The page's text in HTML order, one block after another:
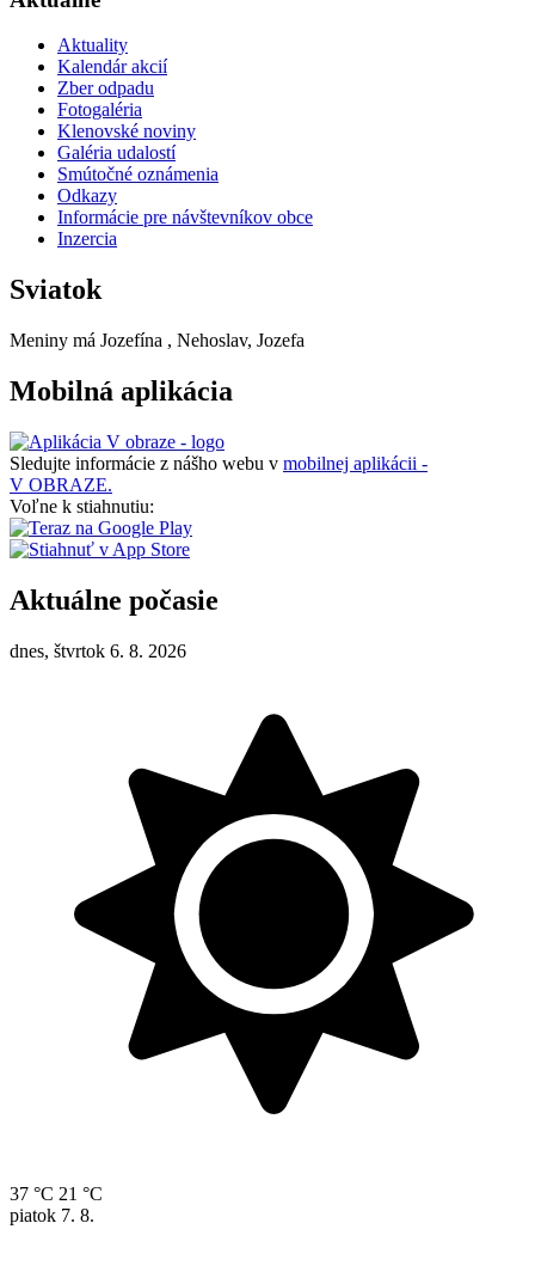
Aktuality
Kalendár akcií
Zber odpadu
Fotogaléria
Klenovské noviny
Galéria udalostí
Smútočné oznámenia
Odkazy
Informácie pre návštevníkov obce
Inzercia
Sviatok
Meniny má Jozefína , Nehoslav, Jozefa
Mobilná aplikácia
Sledujte informácie z nášho webu v mobilnej aplikácii -
V OBRAZE.
Voľne k stiahnutiu:
Aktuálne počasie
dnes, štvrtok 6. 8. 2026
37 °C 21 °C
piatok 7. 8.